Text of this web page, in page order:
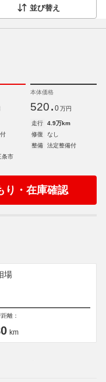
並び替え
本体価格
520. 0 万円
走行
4.9万km
修復
なし
整備
法定整備付
条市
り・在庫確認
場
離：
km